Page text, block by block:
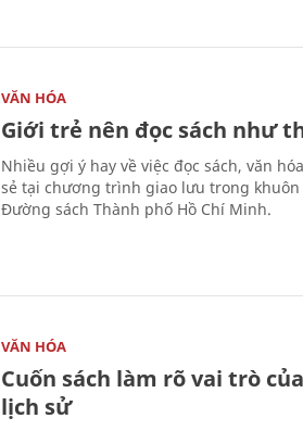
VĂN HÓA
Giới trẻ nên đọc sách như
Nhiều gợi ý hay về việc đọc sách, văn
sẻ tại chương trình giao lưu trong khuôn
Đường sách Thành phố Hồ Chí Minh.
VĂN HÓA
Cuốn sách làm rõ vai trò
lịch sử